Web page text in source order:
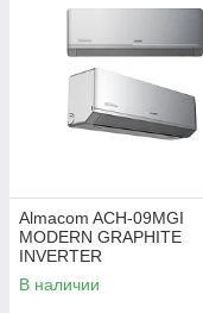
Almacom ACH-09MGI
MODERN GRAPHITE
INVERTER
В наличии